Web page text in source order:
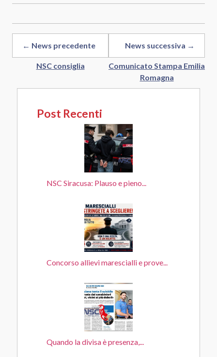
← News precedente
NSC consiglia
News successiva →
Comunicato Stampa Emilia
Romagna
Post Recenti
NSC Siracusa: Plauso e pieno...
Concorso allievi marescialli e prove...
Quando la divisa è presenza,...